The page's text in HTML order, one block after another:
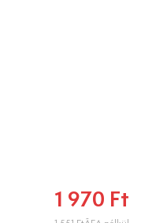
1 970 Ft